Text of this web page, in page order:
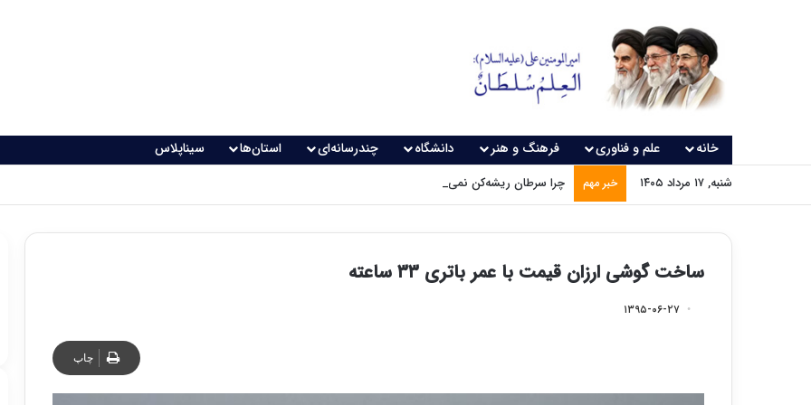
خانه علم و فناوری فرهنگ و هنر دانشگاه چندرسانه‌ای استان‌ها سیناپلاس
شنبه, ۱۷ مرداد ۱۴۰۵ خبر مهم چرا سرطان ریشه‌کن نمی‌شود؟
ساخت گوشی ارزان قیمت با عمر باتری ۳۳ ساعته
۱۳۹۵-۰۶-۲۷
چاپ